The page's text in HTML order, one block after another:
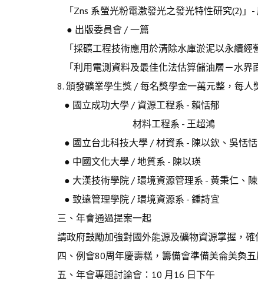
「Zns 系螢光粉電激發光之發光特性研究(2)」
● 出版委員會 / 一篇
「採礦工程技術應用於清除水庫淤泥以永續
「利用電測資料及最佳化法估算儲油層－水
8. 頒發礦業學生獎 / 每名獎學金一萬元整，每人
● 國立成功大學 / 資源工程系 - 賴恬郁
材料工程系 - 王超鴻
● 國立台北科技大學 / 材資系 - 陳以欽、吳恬恬
● 中國文化大學 / 地質系 - 陳以瑛
● 大漢技術學院 / 環境資源管理系 - 黃秉仁、
● 致遠管理學院 / 環境資源系 - 鍾詩宜
三、年會通過提案一起
請政府鼓勵加強對國外能源及礦物資源掌握，
四、例會80周年慶壽糕，籌備會準備美侖美奐
五、年會專題討論會：10 月16 日下午